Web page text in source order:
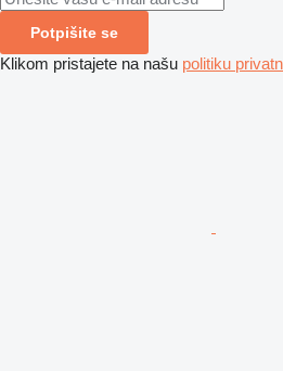
Potpišite se
Klikom pristajete na našu politiku